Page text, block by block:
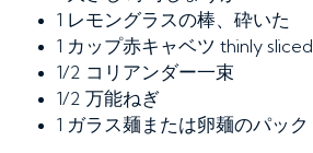
1 レモングラスの棒、砕いた
1 カップ赤キャベツ thinly sliced
1/2 コリアンダー一束
1/2 万能ねぎ
1 ガラス麺または卵麺のパック